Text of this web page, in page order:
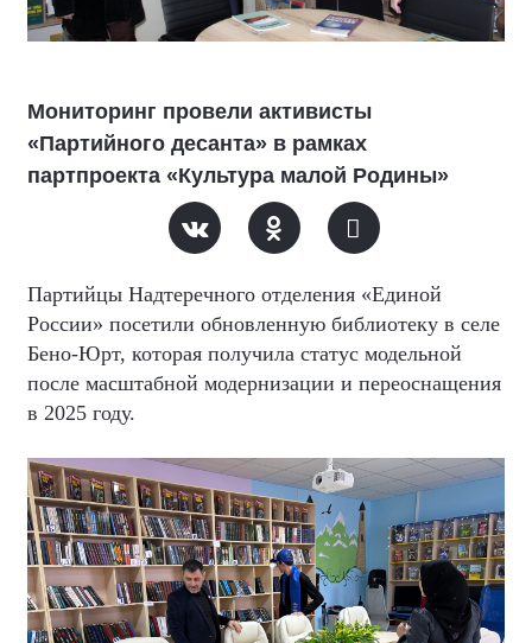
Мониторинг провели активисты
«Партийного десанта» в рамках
партпроекта «Культура малой Родины»
Партийцы Надтеречного отделения «Единой
России» посетили обновленную библиотеку в селе
Бено-Юрт, которая получила статус модельной
после масштабной модернизации и переоснащения
в 2025 году.